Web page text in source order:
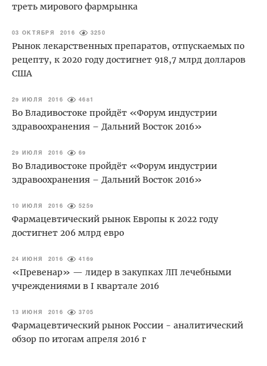
треть мирового фармрынка
03 ОКТЯБРЯ 2016 3250
Рынок лекарственных препаратов, отпускаемых по
рецепту, к 2020 году достигнет 918,7 млрд долларов
США
29 ИЮЛЯ 2016 4681
Во Владивостоке пройдёт «Форум индустрии
здравоохранения – Дальний Восток 2016»
29 ИЮЛЯ 2016 69
Во Владивостоке пройдёт «Форум индустрии
здравоохранения – Дальний Восток 2016»
10 ИЮЛЯ 2016 5259
Фармацевтический рынок Европы к 2022 году
достигнет 206 млрд евро
24 ИЮНЯ 2016 4169
«Превенар» — лидер в закупках ЛП лечебными
учреждениями в I квартале 2016
13 ИЮНЯ 2016 3705
Фармацевтический рынок России - аналитический
обзор по итогам апреля 2016 г